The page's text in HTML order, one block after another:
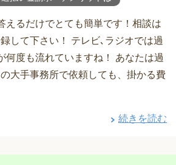
えるだけでとても簡単です！相談は
して下さい！ テレビ､ラジオでは過
何度も流れていますね！ あなたは過
大手事務所で依頼しても、掛かる費
続きを読む